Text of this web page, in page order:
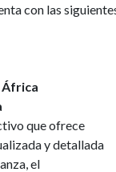
con las
África
que ofrece
y detallada
el